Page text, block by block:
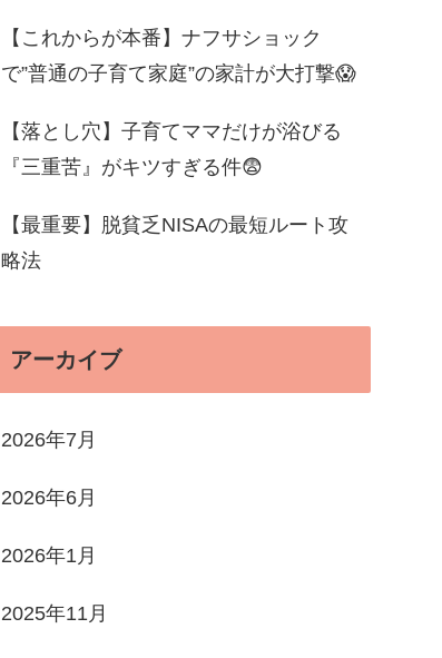
【これからが本番】ナフサショック
で”普通の子育て家庭”の家計が大打撃😱
【落とし穴】子育てママだけが浴びる
『三重苦』がキツすぎる件😨
【最重要】脱貧乏NISAの最短ルート攻
略法
アーカイブ
2026年7月
2026年6月
2026年1月
2025年11月